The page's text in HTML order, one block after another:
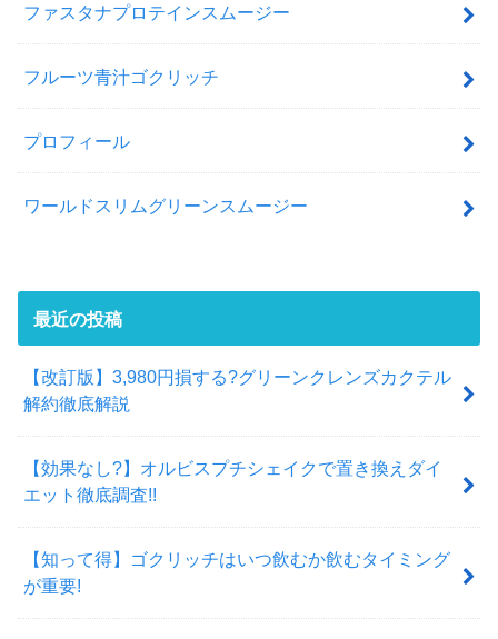
ファスタナプロテインスムージー
フルーツ青汁ゴクリッチ
プロフィール
ワールドスリムグリーンスムージー
最近の投稿
【改訂版】3,980円損する?グリーンクレンズカクテル
解約徹底解説
【効果なし?】オルビスプチシェイクで置き換えダイ
エット徹底調査!!
【知って得】ゴクリッチはいつ飲むか飲むタイミング
が重要!